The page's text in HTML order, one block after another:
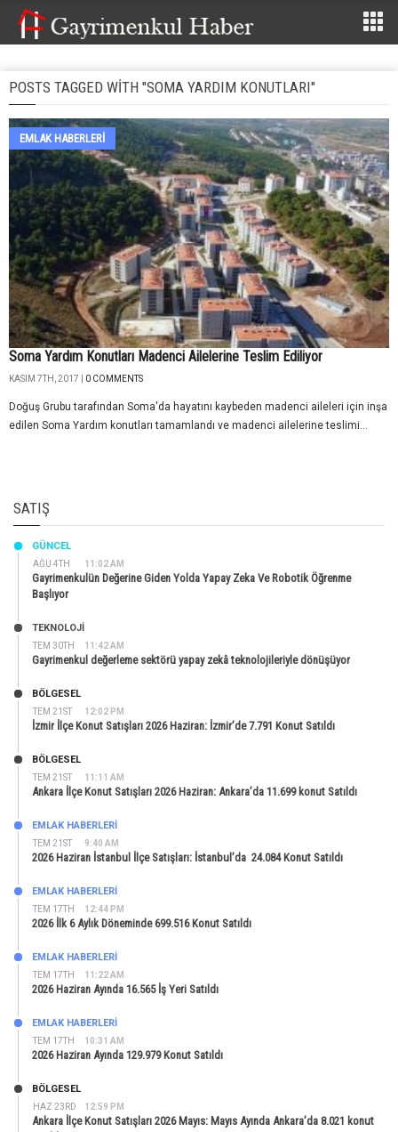
POSTS TAGGED WITH "SOMA YARDIM KONUTLARI"
EMLAK HABERLERI
Soma Yardım Konutları Madenci Ailelerine Teslim Ediliyor
KASIM 7TH, 2017 | 0 COMMENTS
Doğuş Grubu tarafından Soma'da hayatını kaybeden madenci aileleri için inşa
edilen Soma Yardım konutları tamamlandı ve madenci ailelerine teslimi...
SATIŞ
AĞU 4TH 11:02 AM
GÜNCEL
Gayrimenkulün Değerine Giden Yolda Yapay Zeka Ve Robotik Öğrenme
Başlıyor
TEM 30TH 11:42 AM
TEKNOLOJİ
Gayrimenkul değerleme sektörü yapay zekâ teknolojileriyle dönüşüyor
TEM 21ST 12:02 PM
BÖLGESEL
İzmir İlçe Konut Satışları 2026 Haziran: İzmir’de 7.791 Konut Satıldı
TEM 21ST 11:11 AM
BÖLGESEL
Ankara İlçe Konut Satışları 2026 Haziran: Ankara’da 11.699 konut Satıldı
TEM 21ST 9:40 AM
EMLAK HABERLERI
2026 Haziran İstanbul İlçe Satışları: İstanbul’da 24.084 Konut Satıldı
TEM 17TH 12:44 PM
EMLAK HABERLERI
2026 İlk 6 Aylık Döneminde 699.516 Konut Satıldı
TEM 17TH 11:22 AM
EMLAK HABERLERI
2026 Haziran Ayında 16.565 İş Yeri Satıldı
TEM 17TH 10:31 AM
EMLAK HABERLERI
2026 Haziran Ayında 129.979 Konut Satıldı
HAZ 23RD 12:59 PM
BÖLGESEL
Ankara İlçe Konut Satışları 2026 Mayıs: Mayıs Ayında Ankara’da 8.021 konut